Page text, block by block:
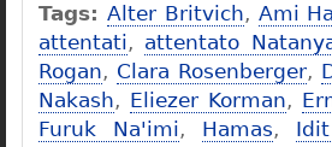
Tags: Alter Britvich, Ami
attentati, attentato
Rogan, Clara Rosenberger,
Nakash, Eliezer Korman,
Furuk Na'imi, Hamas,